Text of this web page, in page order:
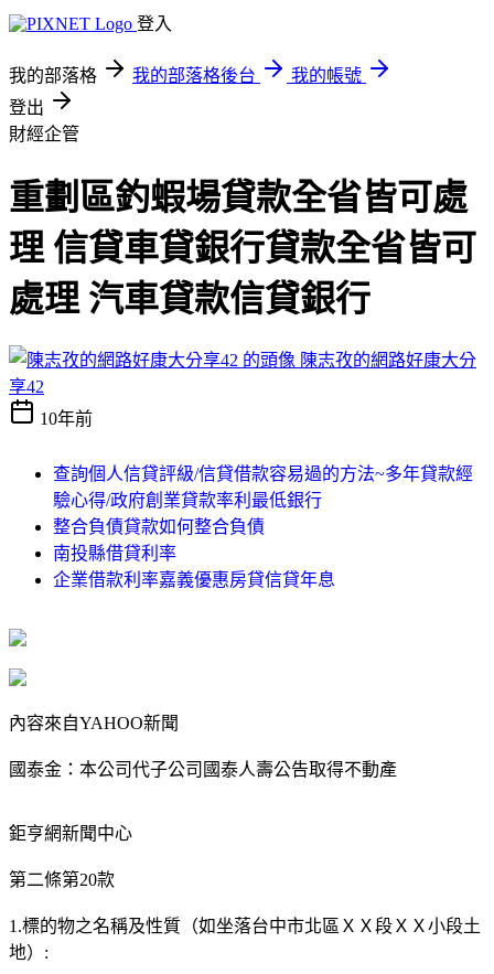
登入
我的部落格 我的部落格後台
我的帳號
登出
財經企管
重劃區釣蝦場貸款全省皆可處
理 信貸車貸銀行貸款全省皆可
處理 汽車貸款信貸銀行
陳志孜的網路好康大分
享42
10年前
查詢個人信貸評級/信貸借款容易過的方法~多年貸款經
驗心得/政府創業貸款率利最低銀行
整合負債貸款如何整合負債
南投縣借貸利率
企業借款利率嘉義優惠房貸信貸年息
內容來自YAHOO新聞
國泰金：本公司代子公司國泰人壽公告取得不動產
鉅亨網新聞中心
第二條第20款
1.標的物之名稱及性質（如坐落台中市北區ＸＸ段ＸＸ小段土
地）: